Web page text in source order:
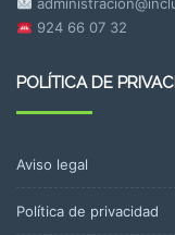
924 66 07 32
POLÍTICA DE
Aviso legal
Política de privacidad